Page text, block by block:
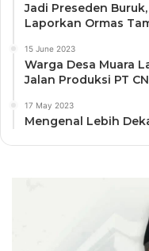
Jadi Preseden
Laporkan Ormas
15 June 2023
Warga Desa Muara
Jalan Produksi PT
17 May 2023
Mengenal Lebih